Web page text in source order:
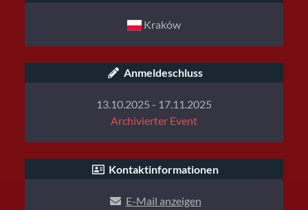
Kraków
Anmeldeschluss
13.10.2025 - 17.11.2025
Archivierter Event
Kontaktinformationen
E-Mail anzeigen